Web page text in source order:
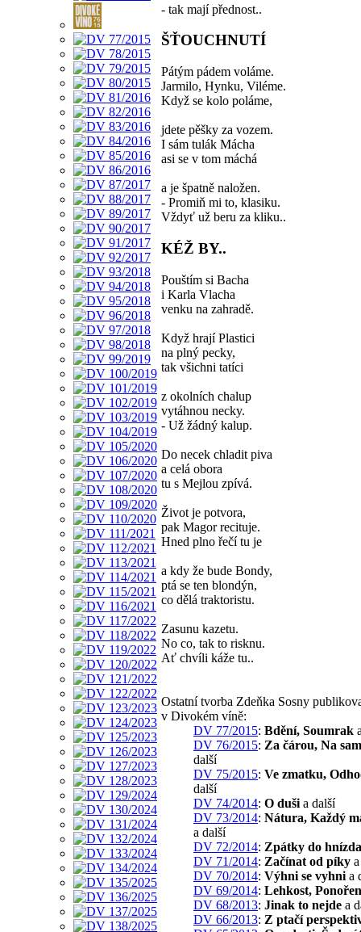
- tak mají přednost..
ŠŤOUCHNUTÍ
Pátým pádem voláme.
Jarmilo, Hynku, Viléme.
Když se kolo poláme,
jdete pěšky za vozem.
I sám tulák Mácha
asi se v tom máchá
a je špatně naložen.
- Promiň mi to, klasiku.
Vždyť už beru za kliku..
KÉŽ BY..
Pouštím si Bacha
i Karla Vlacha
venku na zahradě.
Když hrají Plastici
na plný pecky,
tak všichni tatíci
z okolních chalup
vytáhnou necky.
- Už žádný kalup.
Do necek chladit piva
a celá obora
tu s Mejlou zpívá.
Život je potvora,
pak Magor recituje.
Hned plno řečí tu je
a kdy že bude Bondy,
ptá se ten blondýn,
co dělá traktoristu.
Zasunu kazetu.
No co, tak to risknu.
Ať chvíli káže tu..
Ostatní tvorba Zdeňka Sosny
v Divokém víně:
DV 77/2015: Bdění, Soumrak
DV 76/2015: Za čárou, Na
další
DV 75/2015: Ve zmatku,
další
DV 74/2014: O duši a další
DV 73/2014: Nátura, Každý
a další
DV 72/2014: Zpátky do hnízda
DV 71/2014: Začínat od píky
DV 70/2014: Výhni se vyhni a
DV 69/2014: Lehkost, Ponořen
DV 68/2013: Jinak to nejde a
DV 66/2013: Z ptačí